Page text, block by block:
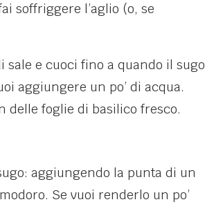
soffriggere l’aglio (o, se
sale e cuoci fino a quando il sugo
aggiungere un po’ di acqua.
delle foglie di basilico fresco.
aggiungendo la punta di un
Se vuoi renderlo un po’